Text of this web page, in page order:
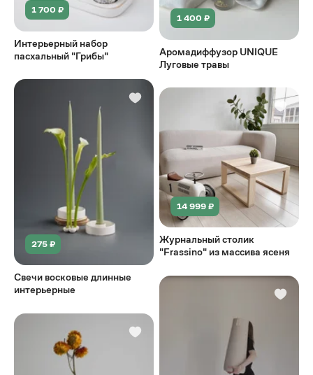
1 700 ₽
Интерьерный набор
пасхальный "Грибы"
275 ₽
Свечи восковые длинные
интерьерные
1 400 ₽
Аромадиффузор UNIQUE
Луговые травы
14 999 ₽
Журнальный столик
"Frassino" из массива ясеня